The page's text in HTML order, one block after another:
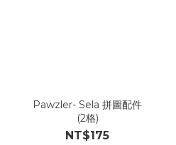
Pawzler- Sela 拼圖配件
(2格)
NT$175